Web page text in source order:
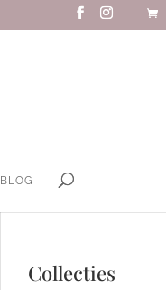
BLOG
Collecties